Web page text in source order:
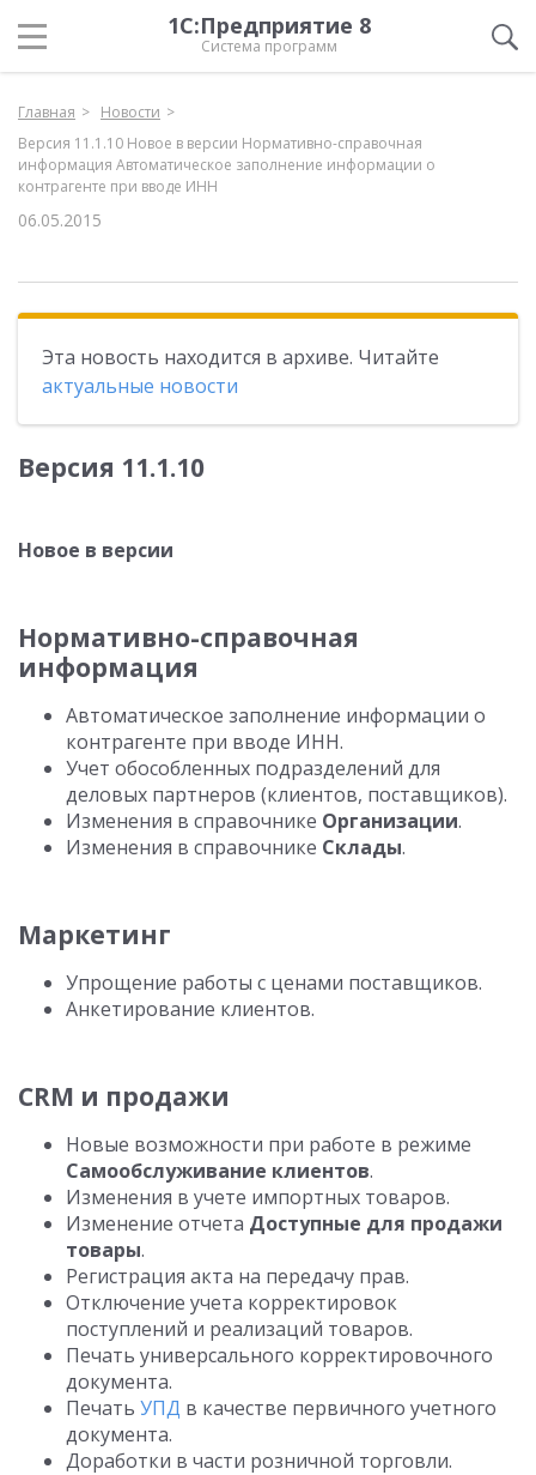
1С:Предприятие 8
Система программ
Главная
Новости
Версия 11.1.10 Новое в версии Нормативно-справочная
информация Автоматическое заполнение информации о
контрагенте при вводе ИНН
06.05.2015
Эта новость находится в архиве. Читайте
актуальные новости
Версия 11.1.10
Новое в версии
Нормативно-справочная
информация
Автоматическое заполнение информации о
контрагенте при вводе ИНН.
Учет обособленных подразделений для
деловых партнеров (клиентов, поставщиков).
Изменения в справочнике Организации.
Изменения в справочнике Склады.
Маркетинг
Упрощение работы с ценами поставщиков.
Анкетирование клиентов.
CRM и продажи
Новые возможности при работе в режиме
Самообслуживание клиентов.
Изменения в учете импортных товаров.
Изменение отчета Доступные для продажи
товары.
Регистрация акта на передачу прав.
Отключение учета корректировок
поступлений и реализаций товаров.
Печать универсального корректировочного
документа.
Печать УПД в качестве первичного учетного
документа.
Доработки в части розничной торговли.